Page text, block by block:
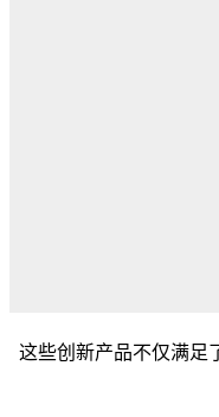
这些创新产品不仅满足